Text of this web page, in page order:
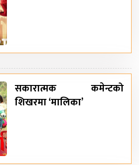
सकारात्मक कमेन्टको
शिखरमा ‘मालिका’